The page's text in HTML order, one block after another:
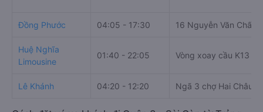
Đồng Phước
Huệ Nghĩa